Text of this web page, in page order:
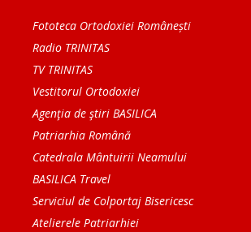
Fototeca Ortodoxiei Românești
Radio TRINITAS
TV TRINITAS
Vestitorul Ortodoxiei
Agenţia de ştiri BASILICA
Patriarhia Română
Catedrala Mântuirii Neamului
BASILICA Travel
Serviciul de Colportaj Bisericesc
Atelierele Patriarhiei